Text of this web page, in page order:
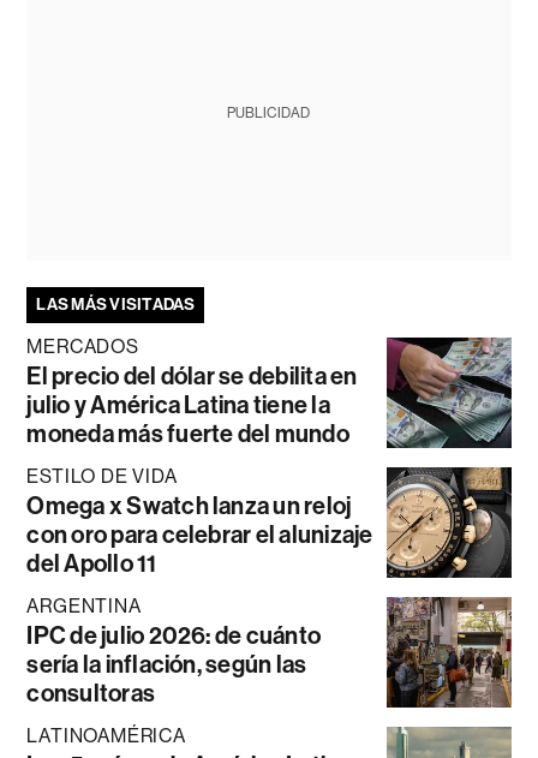
PUBLICIDAD
LAS MÁS VISITADAS
MERCADOS
El precio del dólar se debilita en
julio y América Latina tiene la
moneda más fuerte del mundo
ESTILO DE VIDA
Omega x Swatch lanza un reloj
con oro para celebrar el alunizaje
del Apollo 11
ARGENTINA
IPC de julio 2026: de cuánto
sería la inflación, según las
consultoras
LATINOAMÉRICA